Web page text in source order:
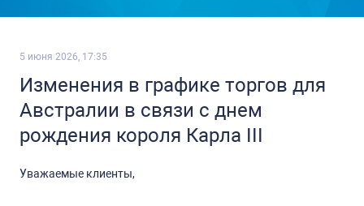
5 июня 2026, 17:35
Изменения в графике торгов для
Австралии в связи с днем
рождения короля Карла III
Уважаемые клиенты,